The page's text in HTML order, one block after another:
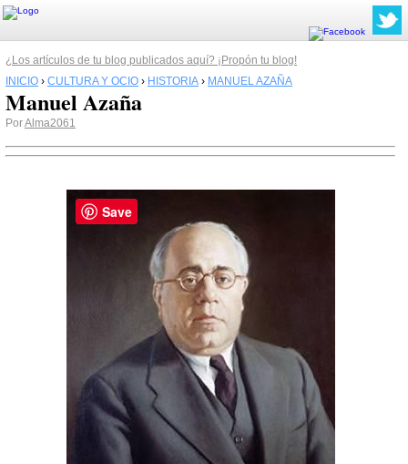
¿Los artículos de tu blog publicados aquí? ¡Propón tu blog!
INICIO › CULTURA Y OCIO › HISTORIA › MANUEL AZAÑA
Manuel Azaña
PorAlma2061
Save